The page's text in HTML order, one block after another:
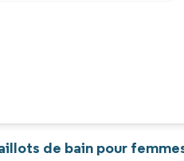
de bain pour